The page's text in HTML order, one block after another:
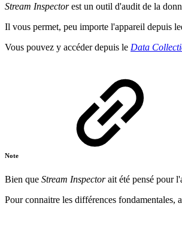
Stream Inspectorest un outil d'audit de la
Il vous permet, peu importe l'appareil depuis
Vous pouvez y accéder depuis le Data
Note
Bien que Stream Inspectorait été pensé pour
Pour connaitre les différences